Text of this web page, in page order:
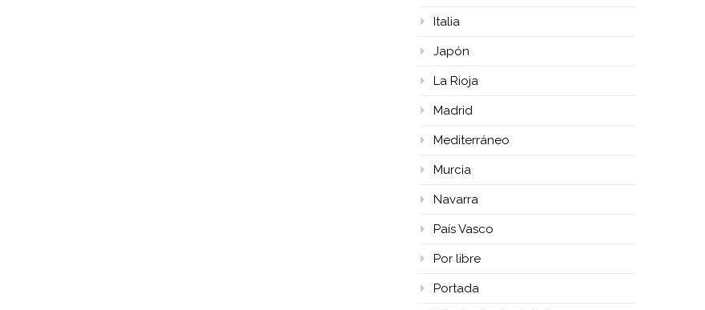
Italia
Japón
La Rioja
Madrid
Mediterráneo
Murcia
Navarra
País Vasco
Por libre
Portada